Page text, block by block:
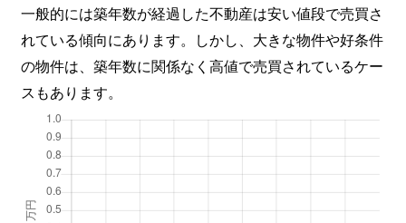
一般的には築年数が経過した不動産は安い値段で売買さ
れている傾向にあります。しかし、大きな物件や好条件
の物件は、築年数に関係なく高値で売買されているケー
スもあります。